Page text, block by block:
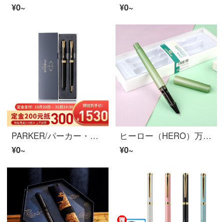
¥0~
¥0~
PARKER/パーカー・ソニートシリーズ万年笔+宝珠笔コース2本の箱に学生専用のインクを入れて、男性は高级で大人は字を练习します。
¥0~
ヒーロー（HERO）万年笔3951学生が正姿で字を书く万年笔インキバッグセットEFペン先グラデーショングリーン
¥0~